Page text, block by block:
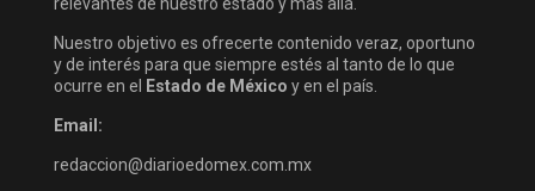
relevantes de nuestro estado y más allá.
Nuestro objetivo es ofrecerte contenido veraz, oportuno
y de interés para que siempre estés al tanto de lo que
ocurre en el
Estado de México y en el país.
Email:
redaccion@diarioedomex.com.mx